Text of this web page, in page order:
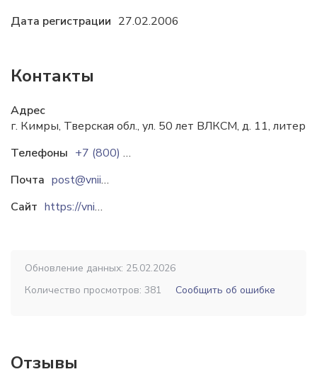
Дата регистрации 27.02.2006
Контакты
Адрес
г. Кимры, Тверская обл., ул. 50 лет ВЛКСМ, д. 11, литер
Телефоны
+7 (800) 301-78-28
Почта
post@vniiautogenmash.ru
Сайт
https://vniiautogenmash.ru
Обновление данных: 25.02.2026
Количество просмотров: 381
Сообщить об ошибке
Отзывы